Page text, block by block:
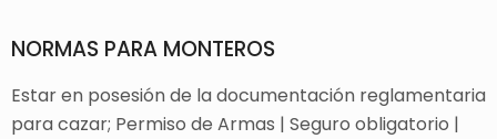
NORMAS PARA MONTEROS
Estar en posesión de la documentación reglamentaria
para cazar; Permiso de Armas | Seguro obligatorio |